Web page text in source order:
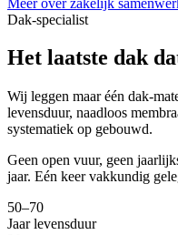
Dak-specialist
Het laatste dak
Wij leggen maar één dak-
levensduur, naadloos
systematiek op gebouwd.
Geen open vuur, geen
jaar. Eén keer vakkundig
50–70
Jaar levensduur